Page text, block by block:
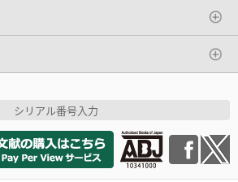
シリアル番号入力